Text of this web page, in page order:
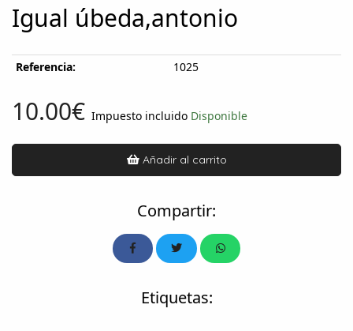
Igual úbeda,antonio
Referencia: 1025
10.00€ Impuesto incluido Disponible
Añadir al carrito
Compartir:
Etiquetas: